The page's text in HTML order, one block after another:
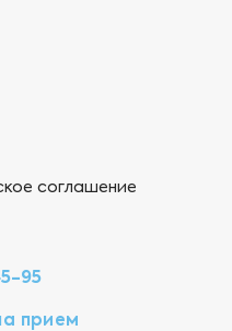
соглашение
95
прием